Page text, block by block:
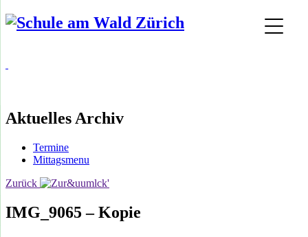
Aktuelles Archiv
Termine
Mittagsmenu
Zurück
IMG_9065 – Kopie